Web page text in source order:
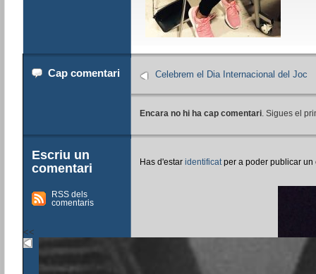
Cap comentari Celebrem el Dia Internacional del Joc
Encara no hi ha cap comentari. Sigues el
Escriu un
comentari
RSS dels
comentaris
Has d'estar identificatper a poder publicar un
<<